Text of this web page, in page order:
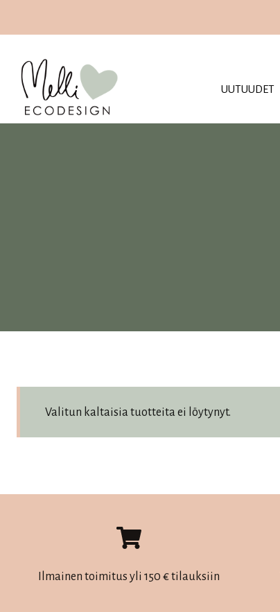
UUTUUDET
Valitun kaltaisia tuotteita ei löytynyt.
Ilmainen toimitus yli 150 € tilauksiin